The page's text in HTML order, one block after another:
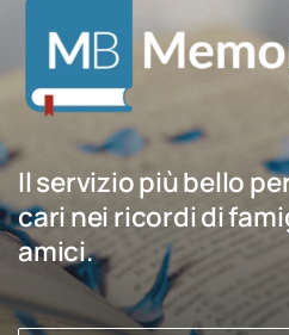
Il servizio più bello
cari nei ricordi di
amici.